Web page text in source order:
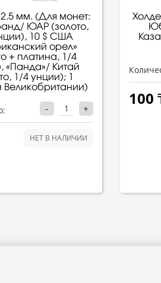
мм. (Для монет:
ЮАР (золото,
10 $ США
орел»
+ платина, 1/4
«Панда»/ Китай
1/4 унции); 1
Великобритании)
- +
НЕТ В НАЛИЧИИ
100